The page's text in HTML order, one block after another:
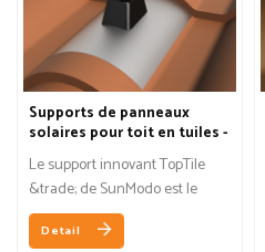
Supports de panneaux
solaires pour toit en tuiles -
Solution TopTile
Le support innovant TopTile
&trade; de SunModo est le
premier syst&egrave;me de
montage PV au monde
Detail